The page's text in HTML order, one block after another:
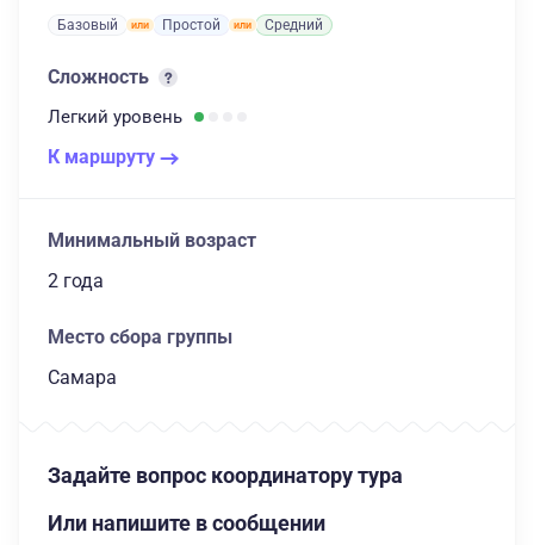
Базовый Простой Средний
Сложность
Легкий уровень
К маршруту
Минимальный возраст
2 года
Место сбора группы
Самара
Задайте вопрос координатору тура
Или напишите в сообщении